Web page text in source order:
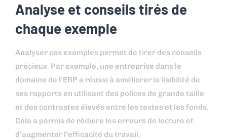
Analyse et conseils tirés de
chaque exemple
Analyser ces exemples permet de tirer des conseils
précieux. Par exemple, une entreprise dans le
domaine de l’ERP a réussi à améliorer la lisibilité de
ses rapports en utilisant des polices de grande taille
et des contrastes élevés entre les textes et les fonds.
Cela a permis de réduire les erreurs de lecture et
d’augmenter l’efficacité du travail.